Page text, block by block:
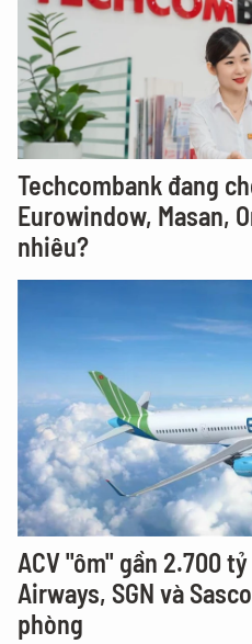
Techcombank đang
Eurowindow, Masan,
nhiêu?
ACV "ôm" gần 2.700
Airways, SGN và
phòng